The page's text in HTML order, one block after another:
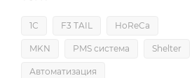
1С F3 TAIL HoReCa
MKN PMS система Shelter
Автоматизация